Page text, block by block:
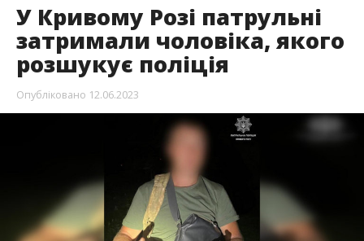
У Кривому Розі патрульні
затримали чоловіка, якого
розшукує поліція
Опубліковано 12.06.2023